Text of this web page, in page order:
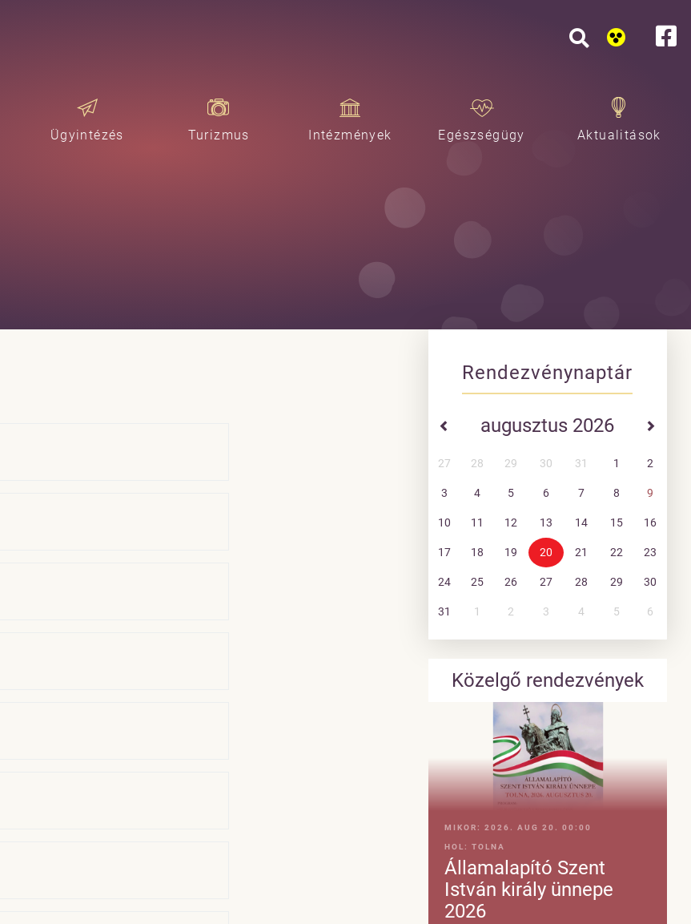
Ügyintézés Turizmus Intézmények Egészségügy Aktualitások
Rendezvénynaptár
augusztus 2026
27 28 29 30 31 1 2
3 4 5 6 7 8 9
10 11 12 13 14 15 16
17 18 19 20 21 22 23
24 25 26 27 28 29 30
31 1 2 3 4 5 6
Közelgő rendezvények
MIKOR: 2026. AUG 20. 00:00
HOL: TOLNA
Államalapító Szent
István király ünnepe
2026